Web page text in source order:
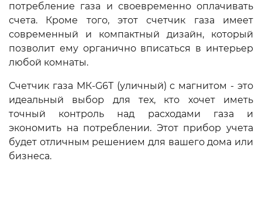
потребление газа и своевременно оплачивать
счета. Кроме того, этот счетчик газа имеет
современный и компактный дизайн, который
позволит ему органично вписаться в интерьер
любой комнаты.
Счетчик газа МК-G6T (уличный) с магнитом - это
идеальный выбор для тех, кто хочет иметь
точный контроль над расходами газа и
экономить на потреблении. Этот прибор учета
будет отличным решением для вашего дома или
бизнеса.